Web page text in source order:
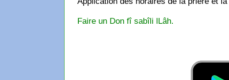
Faire un Don fî sabîli lLâh.